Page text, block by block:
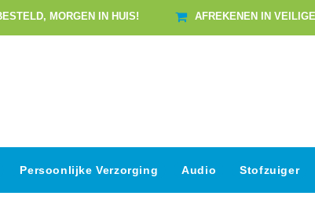
MORGEN IN HUIS! AFREKENEN IN
Persoonlijke Verzorging Audio Stofzuiger